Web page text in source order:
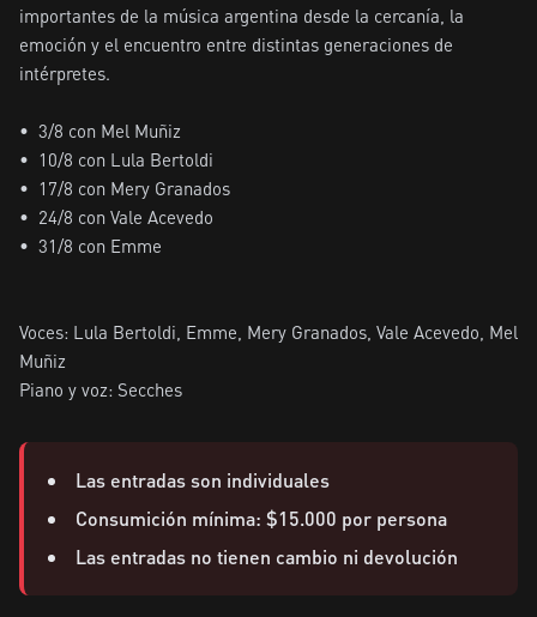
importantes de la música argentina desde la cercanía, la
emoción y el encuentro entre distintas generaciones de
intérpretes.
• ⁠ 3/8 con Mel Muñiz
•⁠  ⁠10/8 con Lula Bertoldi
•⁠  ⁠17/8 con Mery Granados
•⁠  ⁠24/8 con Vale Acevedo
•⁠  ⁠31/8 con Emme
Voces: Lula Bertoldi, Emme, Mery Granados, Vale Acevedo, Mel
Muñiz
Piano y voz: Secches
Las entradas son individuales
Consumición mínima: $15.000 por persona
Las entradas no tienen cambio ni devolución